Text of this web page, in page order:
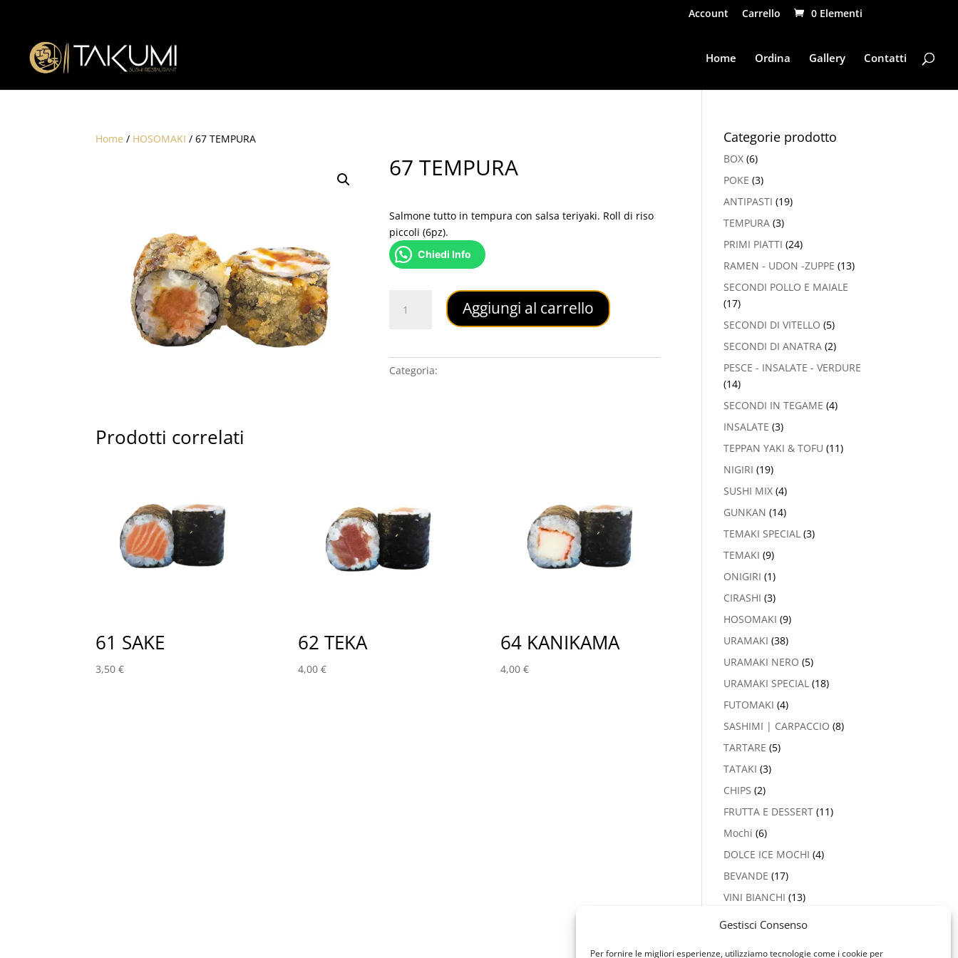
Gestisci Consenso
Per fornire le migliori esperienze, utilizziamo tecnologie come i cookie per
Account Carrello 0 Elementi
Home Ordina Gallery Contatti
Home / HOSOMAKI / 67 TEMPURA
67 TEMPURA
Salmone tutto in tempura con salsa teriyaki. Roll di riso
piccoli (6pz).
Chiedi Info
TEMPURA
Aggiungi al carrello
Categoria:
Prodotti correlati
61 SAKE
3,50€
62 TEKA
4,00 €
64 KANIKAMA
4,00 €
Categorie prodotto
BOX (6)
POKE (3)
ANTIPASTI (19)
TEMPURA (3)
PRIMI PIATTI (24)
RAMEN - UDON -ZUPPE (13)
SECONDI POLLO E MAIALE
(17)
SECONDI DI VITELLO (5)
SECONDI DI ANATRA (2)
PESCE - INSALATE - VERDURE
(14)
SECONDI IN TEGAME (4)
INSALATE (3)
TEPPAN YAKI & TOFU (11)
NIGIRI (19)
SUSHI MIX (4)
GUNKAN (14)
TEMAKI SPECIAL (3)
TEMAKI (9)
ONIGIRI (1)
CIRASHI (3)
HOSOMAKI (9)
URAMAKI (38)
URAMAKI NERO (5)
URAMAKI SPECIAL (18)
FUTOMAKI (4)
SASHIMI | CARPACCIO (8)
TARTARE (5)
TATAKI (3)
CHIPS (2)
FRUTTA E DESSERT (11)
Mochi (6)
DOLCE ICE MOCHI (4)
BEVANDE (17)
VINI BIANCHI (13)
PROSECCO & CHAMPAGNE